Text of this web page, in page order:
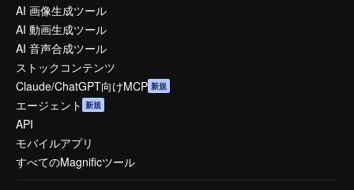
AI 画像生成ツール
AI 動画生成ツール
AI 音声合成ツール
ストックコンテンツ
Claude/ChatGPT向けMCP 新規
エージェント 新規
API
モバイルアプリ
すべてのMagnificツール